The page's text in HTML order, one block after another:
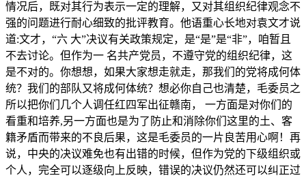
情况后，既对其行为表示一定的理解，又对其组织纪律观念不
强的问题进行耐心细致的批评教育。他语重心长地对袁文才说
道:文才，“六 大”决议有关政策规定，是“是”是“非”，咱暂且
不去讨论。但作为一 名共产党员，不遵守党的组织纪律，这
是不对的。你想想，如果大家想走就走，那我们的党将成何体
统？我们的部队又将成何体统？想必你自己也清楚，毛委员之
所以把你们几个人调任红四军出征赣南， 一方面是对你们的
看重和培养,另一方面也是为了防止和消除你们这里的土、客
籍矛盾而带来的不良后果，这是毛委员的一片良苦用心啊！再
说，中央的决议难免也有出错的时候，但作为党的下级组织或
个人，完全可以逐级向上反映，错误的决议仍然还可以纠正过